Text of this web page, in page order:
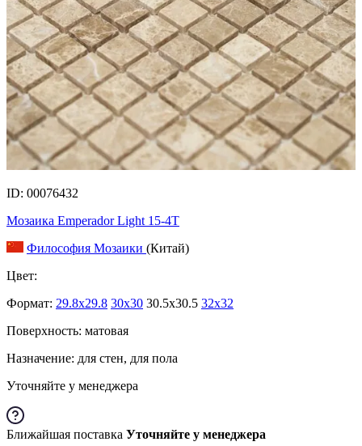
ID: 00076432
Мозаика Emperador Light 15-4T
Философия Мозаики (Китай)
Цвет:
Формат: 29.8x29.8 30x30 30.5x30.5 32x32
Поверхность: матовая
Назначение: для стен, для пола
Уточняйте у менеджера
Ближайшая поставка Уточняйте у менеджера